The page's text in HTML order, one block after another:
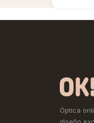
Óptica
diseño